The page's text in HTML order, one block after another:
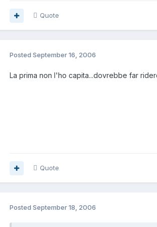
Quote
Posted September 16, 2006
La prima non l'ho capita...dovrebbe far
Quote
Posted September 18, 2006